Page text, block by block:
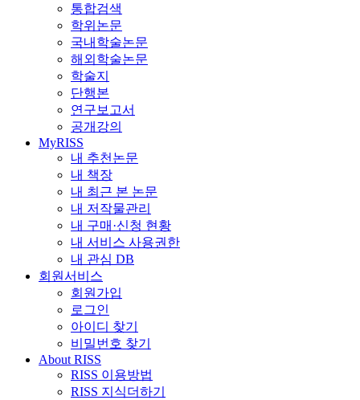
통합검색
학위논문
국내학술논문
해외학술논문
학술지
단행본
연구보고서
공개강의
MyRISS
내 추천논문
내 책장
내 최근 본 논문
내 저작물관리
내 구매·신청 현황
내 서비스 사용권한
내 관심 DB
회원서비스
회원가입
로그인
아이디 찾기
비밀번호 찾기
About RISS
RISS 이용방법
RISS 지식더하기